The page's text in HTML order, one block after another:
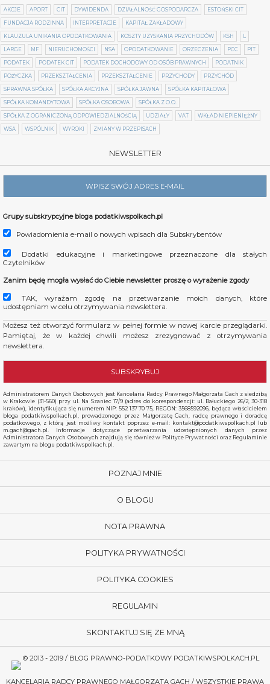
AKCJE APORT CIT DYWIDENDA DZIAŁALNOŚĆ GOSPODARCZA ESTOŃSKI CIT
FUNDACJA RODZINNA INTERPRETACJE KAPITAŁ ZAKŁADOWY
KLAUZULA UNIKANIA OPODATKOWANIA KOSZTY UZYSKANIA PRZYCHODÓW KSH
LARGE MF NIERUCHOMOŚCI NSA OPODATKOWANIE ORZECZENIA PCC PIT
PODATEK PODATEK CIT PODATEK DOCHODOWY OD OSÓB PRAWNYCH PODATNIK
POŻYCZKA PRZEKSZTAŁCENIA PRZEKSZTAŁCENIE PRZYCHODY PRZYCHÓD
SPRAWNA SPÓŁKA SPÓŁKA AKCYJNA SPÓŁKA JAWNA SPÓŁKA KAPITAŁOWA
SPÓŁKA KOMANDYTOWA SPÓŁKA OSOBOWA SPÓŁKA Z O.O.
SPÓŁKA Z OGRANICZONĄ ODPOWIEDZIALNOŚCIĄ UDZIAŁY VAT WKŁAD NIEPIENIĘŻNY
WSA WSPÓLNIK WYROKI ZMIANY W PRZEPISACH
NEWSLETTER
Grupy subskrypcyjne bloga podatkiwspolkach.pl
Powiadomienia e-mail o nowych wpisach dla Subskrybentów
Dodatki edukacyjne i marketingowe przeznaczone dla stałych
Czytelników
Zanim będę mogła wysłać do Ciebie newsletter proszę o wyrażenie zgody
TAK, wyrażam zgodę na przetwarzanie moich danych, które
udostępniam w celu otrzymywania newslettera.
Możesz też otworzyć formularz w pełnej formie w nowej karcie przeglądarki.
Pamiętaj, że w każdej chwili możesz zrezygnować z otrzymywania
newslettera.
Administratorem Danych Osobowych jest Kancelaria Radcy Prawnego Małgorzata Gach z siedzibą
w Krakowie (31-560) przy ul. Na Szaniec 17/9 (adres do korespondencji: ul. Bałuckiego 26/2, 30-318
kraków), identyfikująca się numerem NIP: 552 137 70 75, REGON: 3568592096, będąca właścicielem
bloga podatkiwspolkach.pl, prowadzonego przez Małgorzatę Gach, radcę prawnego i doradcę
podatkowego, z którą jest możliwy kontakt poprzez e-mail: kontakt@podatkiwspolkach.pl lub
m.gach@gach.pl. Informacje dotyczące przetwarzania udostępnionych danych przez
Administratora Danych Osobowych znajdują się również w Polityce Prywatności oraz Regulaminie
zawartym na blogu podatkiwspolkach.pl.
POZNAJ MNIE
O BLOGU
NOTA PRAWNA
POLITYKA PRYWATNOŚCI
POLITYKA COOKIES
REGULAMIN
SKONTAKTUJ SIĘ ZE MNĄ
© 2013 - 2019 / BLOG PRAWNO-PODATKOWY PODATKIWSPOLKACH.PL
KANCELARIA RADCY PRAWNEGO MAŁGORZATA GACH / WSZYSTKIE PRAWA